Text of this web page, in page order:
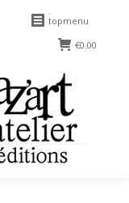
topmenu
€0.00